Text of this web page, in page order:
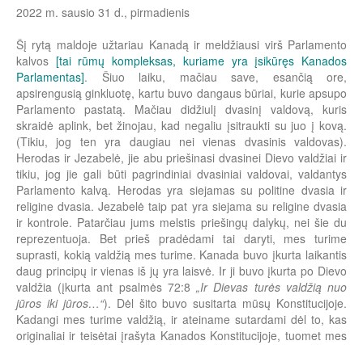
2022 m. sausio 31 d., pirmadienis
Šį rytą maldoje užtariau Kanadą ir meldžiausi virš Parlamento
kalvos [tai rūmų kompleksas, kuriame yra įsikūręs Kanados
Parlamentas]. Šiuo laiku, mačiau save, esančią ore,
apsirengusią ginkluotę, kartu buvo dangaus būriai, kurie apsupo
Parlamento pastatą. Mačiau didžiulį dvasinį valdovą, kuris
skraidė aplink, bet žinojau, kad negaliu įsitraukti su juo į kovą.
(Tikiu, jog ten yra daugiau nei vienas dvasinis valdovas).
Herodas ir Jezabelė, jie abu priešinasi dvasinei Dievo valdžiai ir
tikiu, jog jie gali būti pagrindiniai dvasiniai valdovai, valdantys
Parlamento kalvą. Herodas yra siejamas su politine dvasia ir
religine dvasia. Jezabelė taip pat yra siejama su religine dvasia
ir kontrole. Patarčiau jums melstis priešingų dalykų, nei šie du
reprezentuoja. Bet prieš pradėdami tai daryti, mes turime
suprasti, kokią valdžią mes turime. Kanada buvo įkurta laikantis
daug principų ir vienas iš jų yra laisvė. Ir ji buvo įkurta po Dievo
valdžia (įkurta ant psalmės 72:8 „Ir Dievas turės valdžią nuo
jūros iki jūros…“). Dėl šito buvo susitarta mūsų Konstitucijoje.
Kadangi mes turime valdžią, ir ateiname sutardami dėl to, kas
originaliai ir teisėtai įrašyta Kanados Konstitucijoje, tuomet mes